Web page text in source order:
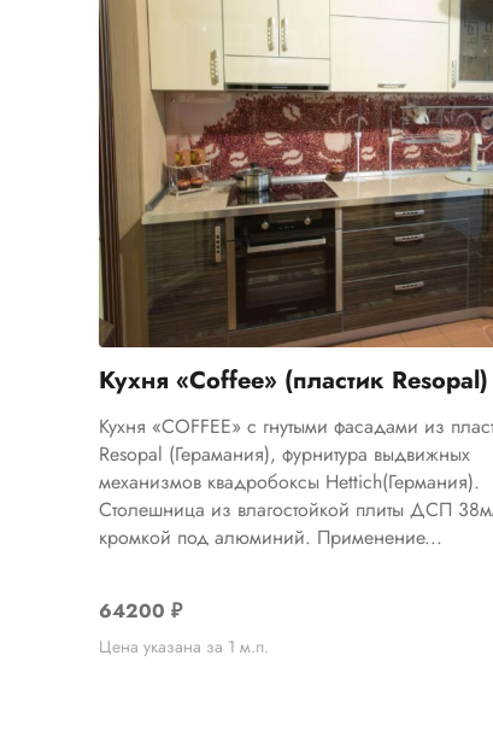
Кухня «Coffee» (пластик Resopal)
Кухня «COFFEE» с гнутыми фасадами из
Resopal (Герамания), фурнитура выдвижных
механизмов квадробоксы Hettich(Германия).
Столешница из влагостойкой плиты ДСП
кромкой под алюминий. Применение...
64200₽
Цена указана за 1 м.п.